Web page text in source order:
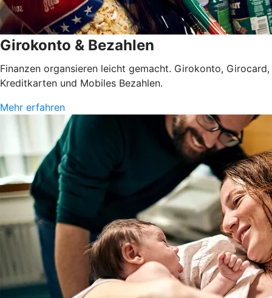
Girokonto & Bezahlen
Finanzen organsieren leicht gemacht. Girokonto, Girocard,
Kreditkarten und Mobiles Bezahlen.
Mehr erfahren